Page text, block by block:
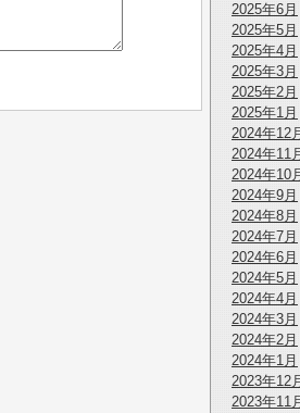
2025年6月
2025年5月
2025年4月
2025年3月
2025年2月
2025年1月
2024年12月
2024年11月
2024年10月
2024年9月
2024年8月
2024年7月
2024年6月
2024年5月
2024年4月
2024年3月
2024年2月
2024年1月
2023年12月
2023年11月